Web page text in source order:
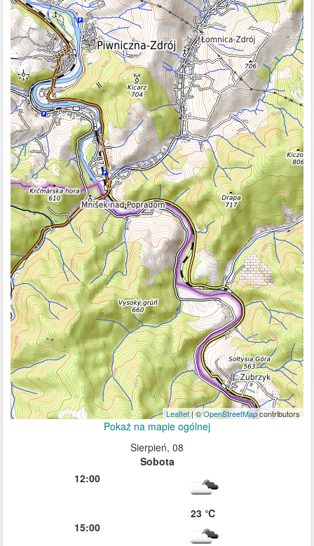
Leaflet| ©OpenStreetMapcontributors
Pokaż na mapie ogólnej
Sierpień, 08
Sobota
12:00
23 ℃
15:00